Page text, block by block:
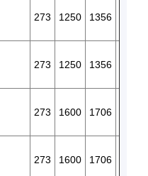
273 1250 1356
273 1250 1356
273 1600 1706
273 1600 1706